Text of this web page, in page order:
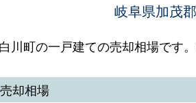
岐阜県加茂
川町の一戸建ての売却相場です
却相場